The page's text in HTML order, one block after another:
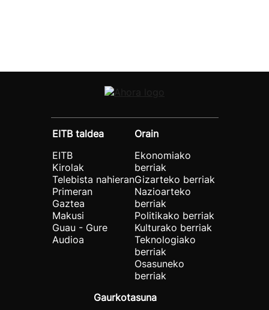
EITB taldea
EITB
Kirolak
Telebista nahieran
Primeran
Gaztea
Makusi
Guau - Gure
Audioa
Orain
Ekonomiako
berriak
Gizarteko berriak
Nazioarteko
berriak
Politikako berriak
Kulturako berriak
Teknologiako
berriak
Osasuneko
berriak
Gaurkotasuna